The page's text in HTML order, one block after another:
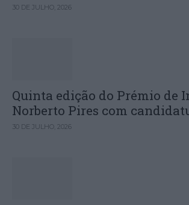
30 DE JULHO, 2026
Quinta edição do Prémio de
Norberto Pires com
30 DE JULHO, 2026